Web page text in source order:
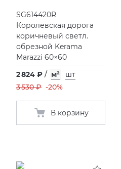
SG614420R
Королевская дорога
коричневый светл.
обрезной Kerama
Marazzi 60×60
2 824 ₽ / м²
шт
3 530 ₽ -20%
В корзину